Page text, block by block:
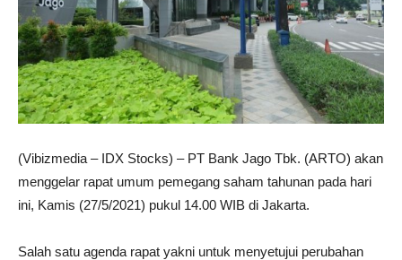
(Vibizmedia – IDX Stocks) – PT Bank Jago Tbk. (ARTO) akan
menggelar rapat umum pemegang saham tahunan pada hari
ini, Kamis (27/5/2021) pukul 14.00 WIB di Jakarta.
Salah satu agenda rapat yakni untuk menyetujui perubahan